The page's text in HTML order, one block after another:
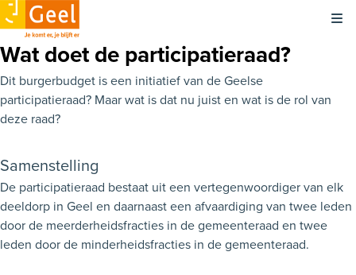
Wat doet de participatieraad?
Dit burgerbudget is een initiatief van de Geelse
participatieraad? Maar wat is dat nu juist en wat is de rol van
deze raad?
Samenstelling
De participatieraad bestaat uit een vertegenwoordiger van elk
deeldorp in Geel en daarnaast een afvaardiging van twee leden
door de meerderheidsfracties in de gemeenteraad en twee
leden door de minderheidsfracties in de gemeenteraad.